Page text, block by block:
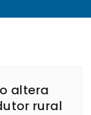
altera
rural